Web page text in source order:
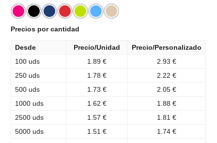
Precios por cantidad
Desde Precio/Unidad
Precio/Personalizado
100 uds
1.89 €
2.93 €
250 uds
1.78 €
2.22 €
500 uds
1.73 €
2.05 €
1000 uds
1.62 €
1.88 €
2500 uds
1.57 €
1.81 €
5000 uds
1.51 €
1.74 €